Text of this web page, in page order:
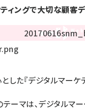
ィングで大切な顧客
した『デジタルマーケ
ーマは、デジタルマ